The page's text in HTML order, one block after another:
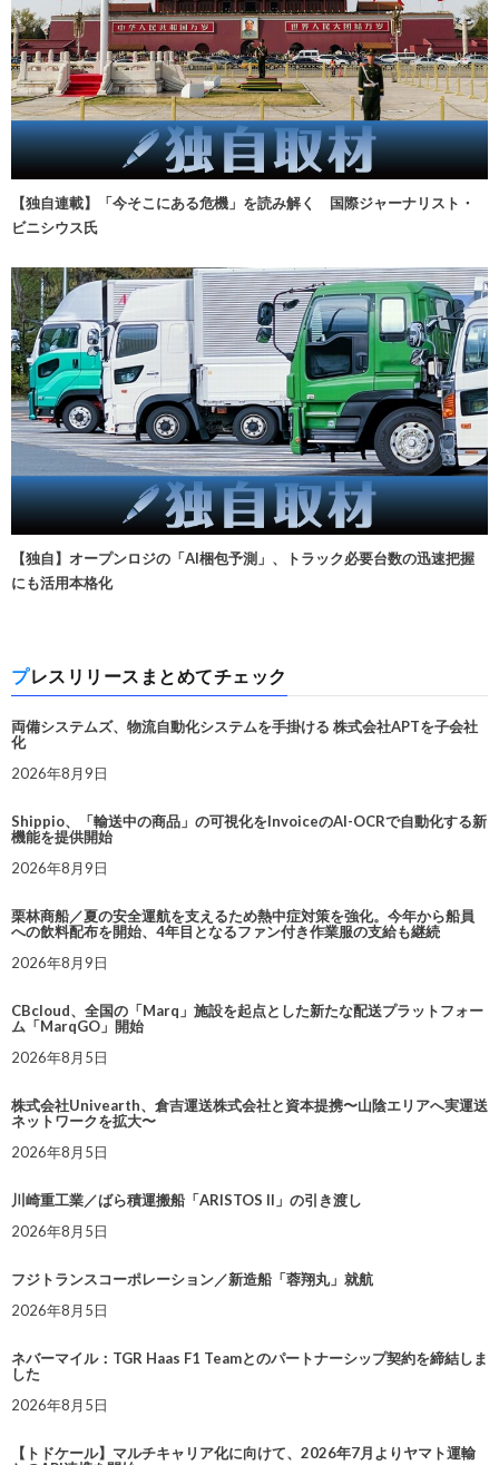
【独自連載】「今そこにある危機」を読み解く 国際ジャーナリスト・
ビニシウス氏
【独自】オープンロジの「AI梱包予測」、トラック必要台数の迅速把握
にも活用本格化
プレスリリースまとめてチェック
両備システムズ、物流自動化システムを手掛ける 株式会社APTを子会社
化
2026年8月9日
Shippio、「輸送中の商品」の可視化をInvoiceのAI-OCRで自動化する新
機能を提供開始
2026年8月9日
栗林商船／夏の安全運航を支えるため熱中症対策を強化。今年から船員
への飲料配布を開始、4年目となるファン付き作業服の支給も継続
2026年8月9日
CBcloud、全国の「Marq」施設を起点とした新たな配送プラットフォー
ム「MarqGO」開始
2026年8月5日
株式会社Univearth、倉吉運送株式会社と資本提携〜山陰エリアへ実運送
ネットワークを拡大〜
2026年8月5日
川崎重工業／ばら積運搬船「ARISTOS II」の引き渡し
2026年8月5日
フジトランスコーポレーション／新造船「蓉翔丸」就航
2026年8月5日
ネバーマイル：TGR Haas F1 Teamとのパートナーシップ契約を締結しま
した
2026年8月5日
【トドケール】マルチキャリア化に向けて、2026年7月よりヤマト運輸